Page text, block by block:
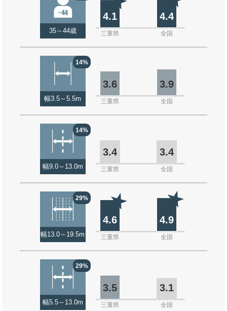
35～44歳
4.1 4.4
三重県 全国
14%
幅3.5～5.5m
3.6 3.9
三重県 全国
14%
幅9.0～13.0m
3.4 3.4
三重県 全国
29%
幅13.0～19.5m
4.6 4.9
三重県 全国
29%
幅5.5～13.0m
3.5 3.1
三重県 全国